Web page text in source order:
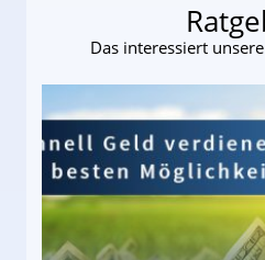
Das interessiert